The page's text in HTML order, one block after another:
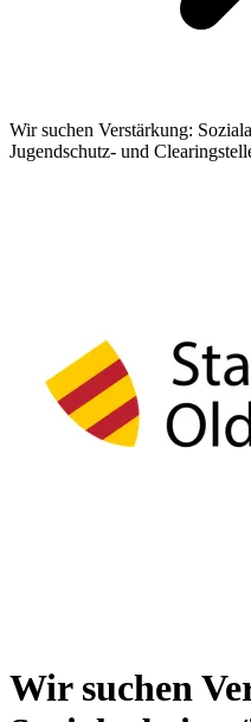
Wir suchen Verstärkung:
Jugendschutz- und
Wir suchen